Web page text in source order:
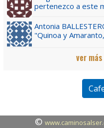
pertenezco a este
Antonia
"Quinoa y
ver
©